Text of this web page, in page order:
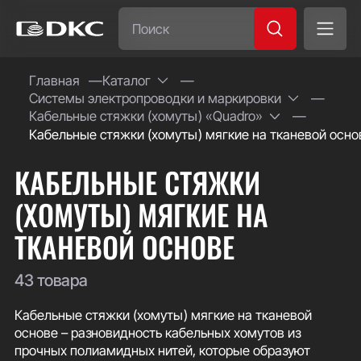
Главная
Каталог
Системы электропроводки и маркировки
Кабельные стяжки (хомуты) «Quadro»
Кабельные стяжки (хомуты) мягкие на тканевой
КАБЕЛЬНЫЕ СТЯЖКИ
(ХОМУТЫ) МЯГКИЕ НА
ТКАНЕВОЙ ОСНОВЕ
43 товара
Кабельные стяжки (хомуты) мягкие на тканевой
основе – разновидность кабельных хомутов из
прочных полиамидных нитей, которые образуют
Часто ищут:
Специсполнение